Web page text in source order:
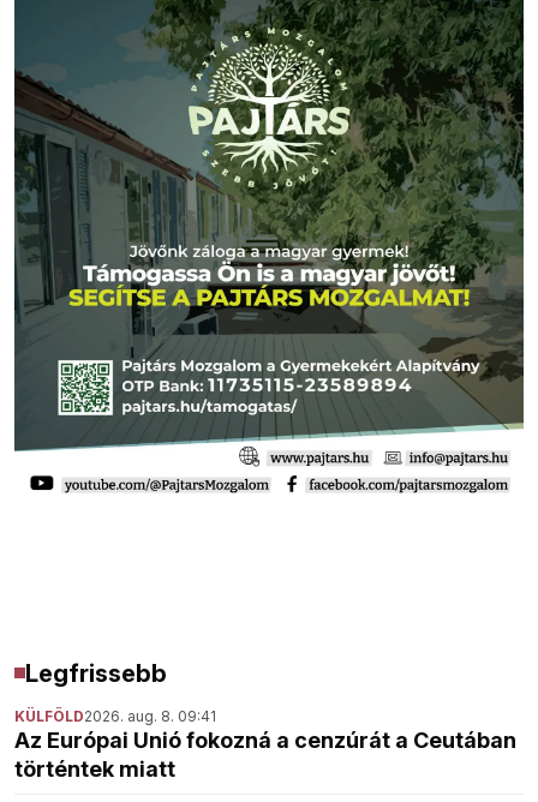
Legfrissebb
KÜLFÖLD2026. aug. 8. 09:41
Az Európai Unió fokozná a cenzúrát a Ceutában
történtek miatt